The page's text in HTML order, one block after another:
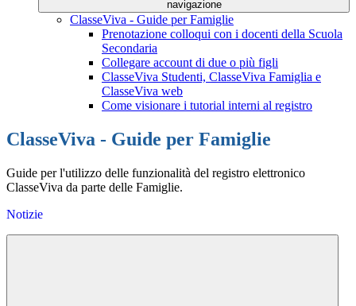
navigazione
ClasseViva - Guide per Famiglie
Prenotazione colloqui con i docenti della Scuola
Secondaria
Collegare account di due o più figli
ClasseViva Studenti, ClasseViva Famiglia e
ClasseViva web
Come visionare i tutorial interni al registro
ClasseViva - Guide per Famiglie
Guide per l'utilizzo delle funzionalità del registro elettronico
ClasseViva da parte delle Famiglie.
Notizie